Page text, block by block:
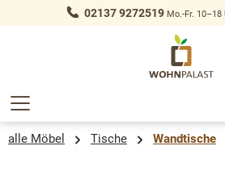
springen 02137 9272519Mo.-Fr. 10–18
alle Möbel Tische Wandtische